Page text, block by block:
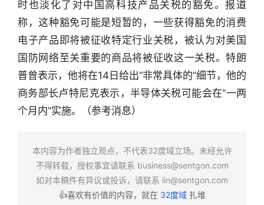
行
业
快
时也淡化了对中国高科技产品关税的豁免。报道
称，这种豁免可能是短暂的，一些获得豁免的消费
电子产品即将被征收特定行业关税，被认为对美国
国防网络至关重要的商品将被征收这一关税。特朗
普曾表示，他将在14日给出“非常具体的”细节，他的
商务部长卢特尼克表示，半导体关税可能会在“一两
个月内”实施。（参考消息）
本内容为作者独立观点，不代表32度域立场。未经允许
不得转载，授权事宜请联系 business@sentgon.com
如对本稿件有异议或投诉，请联系 lin@sentgon.com
👍喜欢有价值的内容，就在 32度域扎堆